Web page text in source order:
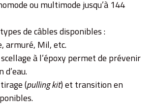
ou multimode jusqu’à 144
de câbles disponibles :
armuré, Mil, etc.
scellage à l’époxy permet de prévenir
(pulling kit) et transition en